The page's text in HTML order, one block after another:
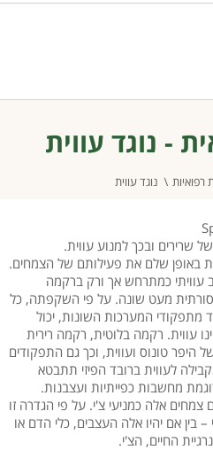
- נוגד עווית
רפואיות נוגד עווית
שרירים ובכך למנוע עווית.
באופן שלם את פעילותם של הצמחים.
עוויתי כמתרחש אך ורק ברקמה
מעט שונה. על פי השקפתה, כל
המערכות השונות, יכול
עווית. רקמה בלוטית, רקמה רירית
היפר טונוס ועווית, וכך גם התפקודים
לעווית ברובד הפיזי תתבטא
מחשבות כפייתיות ועצבנות.
צמחים אלה כמניעי צ'י. על פי הגדרה זו
בין אם יהיו אלה העצבים, כלי הדם או
החיים, הצ'י.